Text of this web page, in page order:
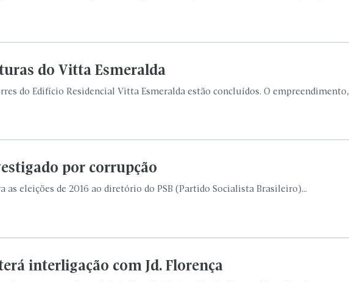
do Vitta Esmeralda
do Edifício Residencial Vitta Esmeralda estão concluídos. O empreendimento,
por corrupção
as eleições de 2016 ao diretório do PSB (Partido Socialista Brasileiro)...
interligação com Jd. Florença